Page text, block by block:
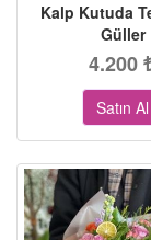
Kalp Kutuda
Güller
4.200
Satın Al